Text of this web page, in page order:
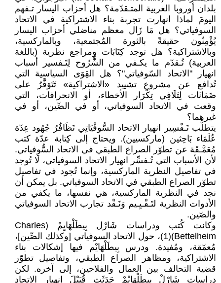
بلدان أوروبا الغربية المتـقدّمة؟ هل أحزاب اليسار تـفهم
اليومَ لماذا انهارت تجربة بناء الاشتراكية في الاتحاد
السوفياتي؟ هل مَا زَال معظم مناضلي أحزاب اليسار
يُؤْمِنُون حقيقةً بالثورة المُجتمعية، وبالماركسية،
وبالاشتراكية؟ هل توجد كِتَابَات ومراجع نظرية (باللغة
العربية) تُـقدّم ما يكـفي من الشُّرُوح لِتَـفسير أسباب
انهيار "الاتحاد السّوفياتي"؟ هل القِوَى السياسية التي
تُدافع عن مشروع تشييد «الاشتراكية» تَتَوَفَّرُ على
ضَمَانَات لِتَلَافِي تِكْرَار الأخطاء، أو الانحرافات، التي
وقعت في الاتحاد السوفياتي، أو في الصِّين، أو في
غيرهما؟
يتطلَّب تَـفْسِير انهيار الاتحاد السُّوفْيَاتِي تَظَافُرُ جُهُود عِدّة
عُلَمَاء بَاحِثين (ماركسيين). ويحتاج إلى كِتابة عدّة كتب
مُعَمَّـقَة عن تطوّر الصراع الطبقي في الاتحاد السُّوفياتي.
لأن الأسباب التي تُـفسِّر انهيار الاتحاد السوفياتي، لَا تُوجد
في تفاصيل النظرية الماركسية، وإنما تُجود في تفاصيل
تطوّر الصراع الطبقي في الاتحاد السوفياتي. بل يمكن أن
نجد في النظرية الماركسية، هي نفسها، ما يكفي من
الأدوات النظرية لتَـقْـيِـيم وَنَـقْد تجارب الاتحاد السوفياتي
والصّين.
وكانت كُتب ودراسات شَارْل بِيطَلْهَايِمْ (Charles
Bettelheim)(1)، حول الاتحاد السوفياتي [وكذلك الصِّين]،
مُعمّقة، ومُفيدة. ودرس بِيطَلْهَايْم فيها إشكالات بناء
الاشتراكية، ومظاهر الصراع الطبقي، وتفاصيل تطوّر
قضية التحالف بين العمال والفلاحين، إلى آخره. لكن
دراسات شَارْلْ بِيطَلْهَايْمْ حَدَثَت قُبَيْلَ انهيار الاتحاد